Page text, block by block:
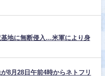
地に無断侵入…米軍により身
8月28日午前4時からネトフリ